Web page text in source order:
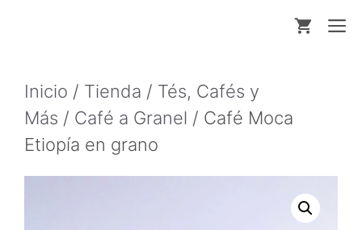
Inicio / Tienda / Tés, Cafés y
Más / Café a Granel / Café Moca
Etiopía en grano